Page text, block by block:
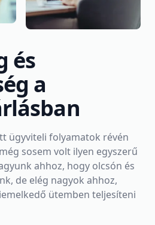
és
a
ügyviteli folyamatok révén
sosem volt ilyen egyszerű
ahhoz, hogy olcsón és
de elég nagyok ahhoz,
ütemben teljesíteni